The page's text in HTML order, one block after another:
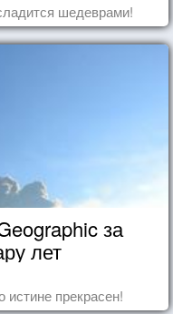
шедеврами!
за
лет
прекрасен!